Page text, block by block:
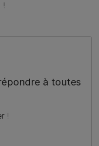
!
à toutes
!